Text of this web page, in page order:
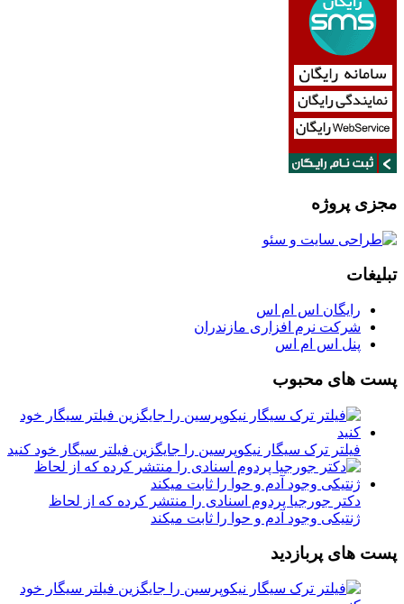
مجزی پروژه
تبلیغات
رایگان اس ام اس
شرکت نرم افزاری مازندران
پنل اس ام اس
پست های محبوب
فیلتر ترک سیگار نیکوپرسین را جایگزین فیلتر سیگار خود کنید
دکتر جورجیا پردوم اسنادی را منتشر کرده که از لحاظ
ژنتیکی وجود آدم و حوا را ثابت میکند
پست های پربازدید